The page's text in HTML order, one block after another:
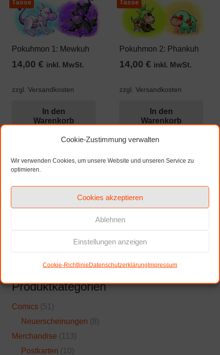
Cookie-Zustimmung verwalten
Wir verwenden Cookies, um unsere Website und unseren Service zu
optimieren.
Cookies akzeptieren
Ablehnen
Einstellungen anzeigen
Cookie-RichtlinieDatenschutzerklärungImpressum
Tasse
Pokuhmon 1: Mewkuh
14,00 € inkl. MwSt.
zzgl. Versandkosten
In den
Warenkorb
Tasse
Pokuhmon 2: Phankuh
14,00€ inkl. MwSt.
zzgl. Versandkosten
In den
Warenkorb
Seitennummerierung
der
Beiträge
8 9
Produktkategorien
Comics (51)
Neuerscheinungen (8)
Merchandise (113)
Postkarten (10)